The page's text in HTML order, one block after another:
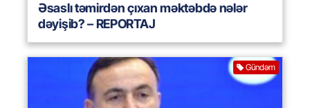
Əsaslı təmirdən çıxan məktəbdə nələr
dəyişib? – REPORTAJ
Gündəm